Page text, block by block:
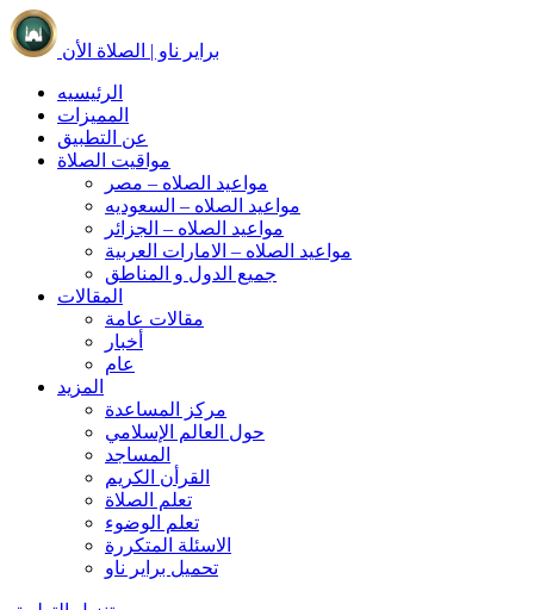
براير ناو | الصلاة الأن
الرئيسيه
المميزات
عن التطبيق
مواقيت الصلاة
مواعيد الصلاه – مصر
مواعيد الصلاه – السعوديه
مواعيد الصلاه – الجزائر
مواعيد الصلاه – الامارات العربية
جميع الدول و المناطق
المقالات
مقالات عامة
أخبار
عام
المزيد
مركز المساعدة
حول العالم الإسلامي
المساجد
القرأن الكريم
تعلم الصلاة
تعلم الوضوء
الاسئلة المتكررة
تحميل براير ناو